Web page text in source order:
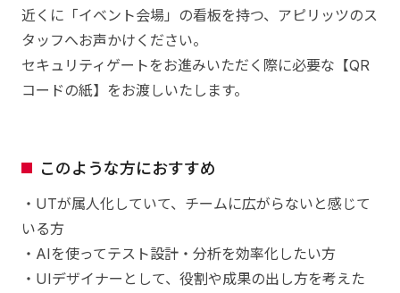
近くに「イベント会場」の看板を持つ、アピリッツのス
タッフへお声かけください。
セキュリティゲートをお進みいただく際に必要な【QR
コードの紙】をお渡しいたします。
このような方におすすめ
・UTが属人化していて、チームに広がらないと感じて
いる方
・AIを使ってテスト設計・分析を効率化したい方
・UIデザイナーとして、役割や成果の出し方を考えた